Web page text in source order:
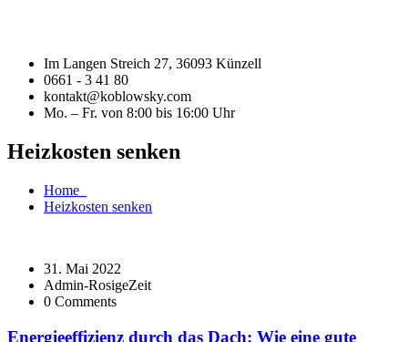
Im Langen Streich 27, 36093 Künzell
0661 - 3 41 80
kontakt@koblowsky.com
Mo. – Fr. von 8:00 bis 16:00 Uhr
Heizkosten senken
Home
Heizkosten senken
31. Mai 2022
Admin-RosigeZeit
0 Comments
Energieeffizienz durch das Dach: Wie eine gute